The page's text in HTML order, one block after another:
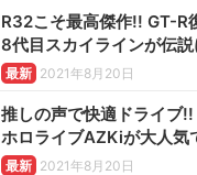
R32こそ最高傑作!! GT-R
8代目スカイラインが伝
最新 2021年8月20日
推しの声で快適ドライブ
ホロライブAZKiが大人気
最新 2021年8月20日